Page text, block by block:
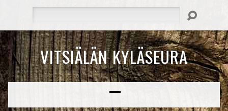
VITSIÄLÄN KYLÄSEURA